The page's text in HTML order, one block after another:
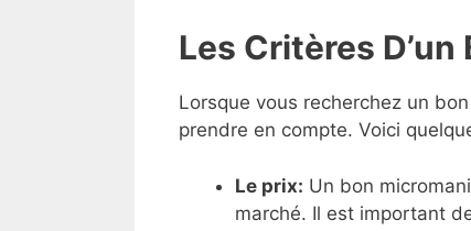
Les Critères
Lorsque vous recherchez un
prendre en compte. Voici
Le prix: Un bon
marché. Il est important